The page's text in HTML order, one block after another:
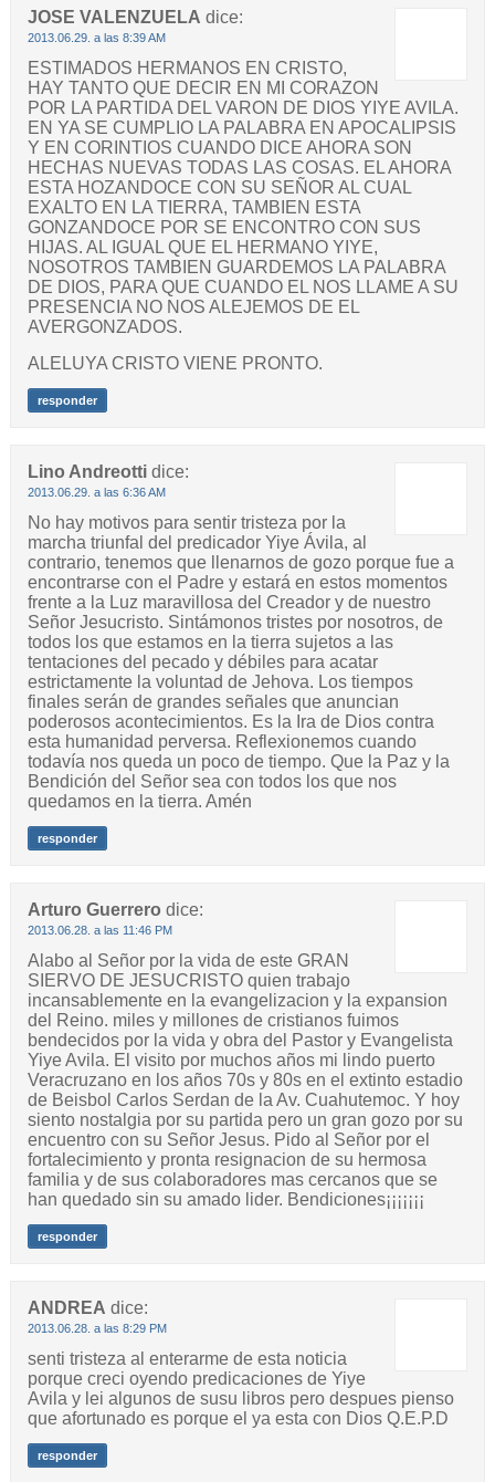
JOSE VALENZUELA dice:
2013.06.29. a las 8:39 AM
ESTIMADOS HERMANOS EN CRISTO,
HAY TANTO QUE DECIR EN MI CORAZON
POR LA PARTIDA DEL VARON DE DIOS YIYE AVILA.
EN YA SE CUMPLIO LA PALABRA EN APOCALIPSIS
Y EN CORINTIOS CUANDO DICE AHORA SON
HECHAS NUEVAS TODAS LAS COSAS. EL AHORA
ESTA HOZANDOCE CON SU SEÑOR AL CUAL
EXALTO EN LA TIERRA, TAMBIEN ESTA
GONZANDOCE POR SE ENCONTRO CON SUS
HIJAS. AL IGUAL QUE EL HERMANO YIYE,
NOSOTROS TAMBIEN GUARDEMOS LA PALABRA
DE DIOS, PARA QUE CUANDO EL NOS LLAME A SU
PRESENCIA NO NOS ALEJEMOS DE EL
AVERGONZADOS.
ALELUYA CRISTO VIENE PRONTO.
responder
Lino Andreotti dice:
2013.06.29. a las 6:36 AM
No hay motivos para sentir tristeza por la
marcha triunfal del predicador Yiye Ávila, al
contrario, tenemos que llenarnos de gozo porque fue a
encontrarse con el Padre y estará en estos momentos
frente a la Luz maravillosa del Creador y de nuestro
Señor Jesucristo. Sintámonos tristes por nosotros, de
todos los que estamos en la tierra sujetos a las
tentaciones del pecado y débiles para acatar
estrictamente la voluntad de Jehova. Los tiempos
finales serán de grandes señales que anuncian
poderosos acontecimientos. Es la Ira de Dios contra
esta humanidad perversa. Reflexionemos cuando
todavía nos queda un poco de tiempo. Que la Paz y la
Bendición del Señor sea con todos los que nos
quedamos en la tierra. Amén
responder
Arturo Guerrero dice:
2013.06.28. a las 11:46 PM
Alabo al Señor por la vida de este GRAN
SIERVO DE JESUCRISTO quien trabajo
incansablemente en la evangelizacion y la expansion
del Reino. miles y millones de cristianos fuimos
bendecidos por la vida y obra del Pastor y Evangelista
Yiye Avila. El visito por muchos años mi lindo puerto
Veracruzano en los años 70s y 80s en el extinto estadio
de Beisbol Carlos Serdan de la Av. Cuahutemoc. Y hoy
siento nostalgia por su partida pero un gran gozo por su
encuentro con su Señor Jesus. Pido al Señor por el
fortalecimiento y pronta resignacion de su hermosa
familia y de sus colaboradores mas cercanos que se
han quedado sin su amado lider. Bendiciones¡¡¡¡¡¡¡
responder
ANDREA dice:
2013.06.28. a las 8:29 PM
senti tristeza al enterarme de esta noticia
porque creci oyendo predicaciones de Yiye
Avila y lei algunos de susu libros pero despues pienso
que afortunado es porque el ya esta con Dios Q.E.P.D
responder